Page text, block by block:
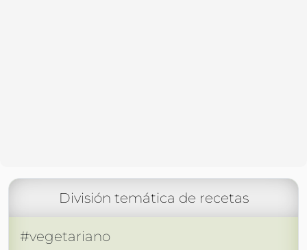
División temática de recetas
#vegetariano